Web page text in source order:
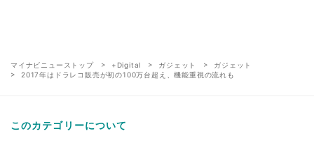
マイナビニューストップ +Digital ガジェット
ガジェット
2017年はドラレコ販売が初の100万台超え、機能重視の流れも
このカテゴリーについて